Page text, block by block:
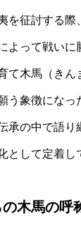
を征討する
よって戦いに
て木馬（きん
う象徴になっ
承の中で語り
として定着し
木馬の呼